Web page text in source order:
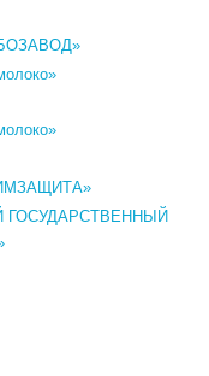
ГОСУДАРСТВЕННЫЙ